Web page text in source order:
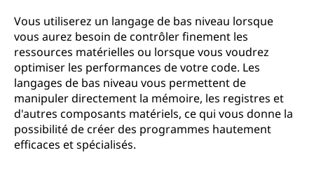
Vous utiliserez un langage de bas niveau lorsque
vous aurez besoin de contrôler finement les
ressources matérielles ou lorsque vous voudrez
optimiser les performances de votre code. Les
langages de bas niveau vous permettent de
manipuler directement la mémoire, les registres et
d'autres composants matériels, ce qui vous donne la
possibilité de créer des programmes hautement
efficaces et spécialisés.